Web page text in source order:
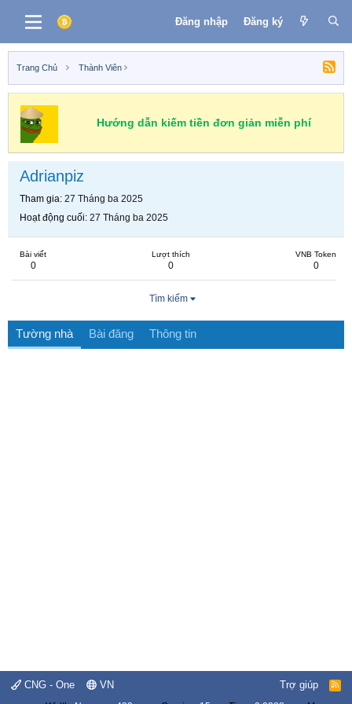
Đăng nhập Đăng ký
Trang Chủ Thành Viên
Hướng dẫn kiếm tiền đơn giản miễn phí
Adrianpiz
Tham gia 27 Tháng ba 2025
Hoạt động cuối 27 Tháng ba 2025
Bài viết
0
Lượt thích
0
VNB Token
0
Tìm kiếm
Tường nhà Bài đăng Thông tin
CNG - One VN Trợ giúp
R